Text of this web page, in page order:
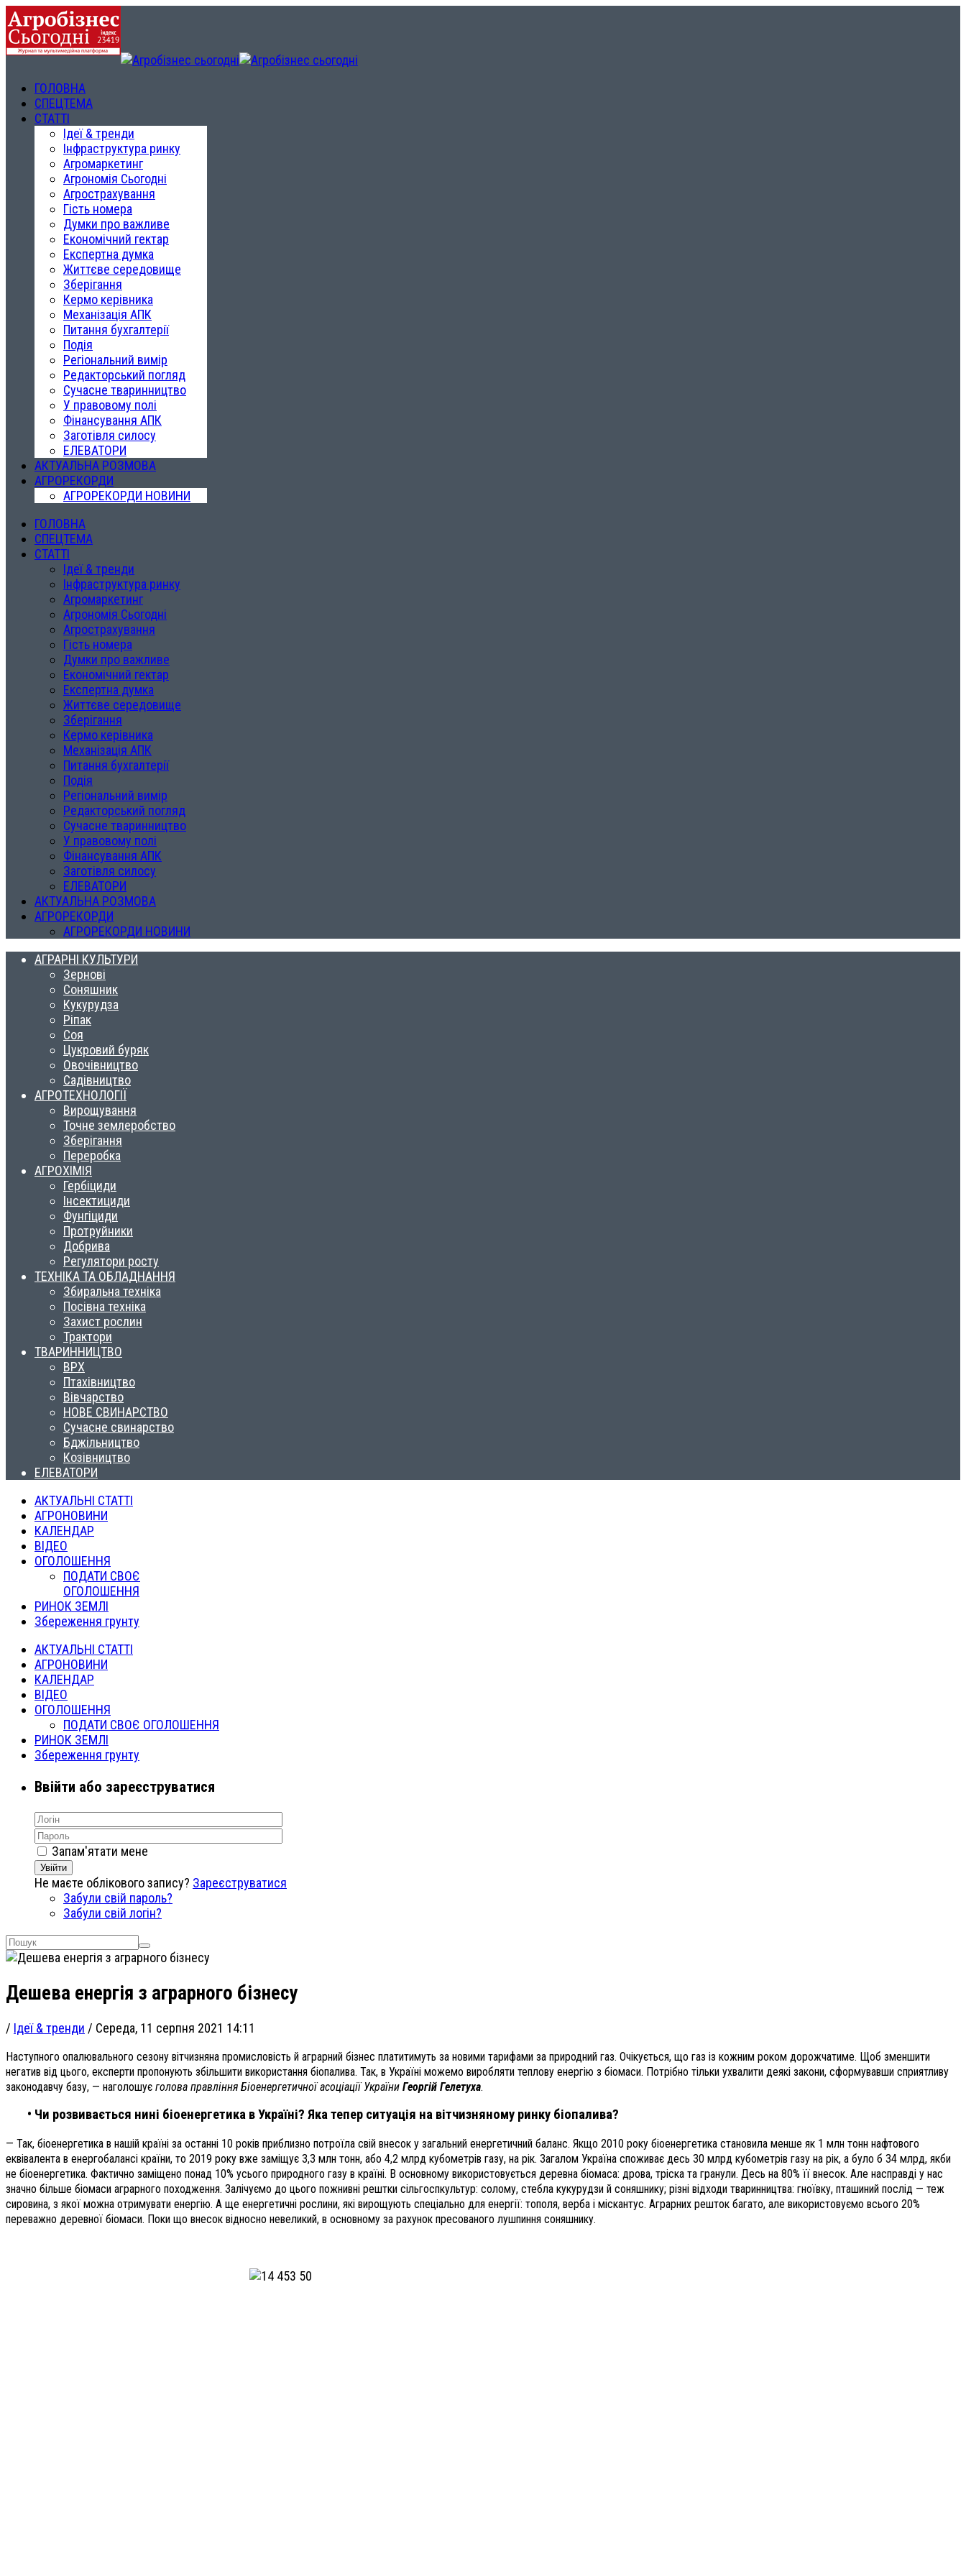
ГОЛОВНА
СПЕЦТЕМА
СТАТТІ
Ідеї & тренди
Інфраструктура ринку
Агромаркетинг
Агрономія Сьогодні
Агрострахування
Гість номера
Думки про важливе
Економічний гектар
Експертна думка
Життєве середовище
Зберігання
Кермо керівника
Механізація АПК
Питання бухгалтерії
Подія
Регіональний вимір
Редакторський погляд
Сучасне тваринництво
У правовому полі
Фінансування АПК
Заготівля силосу
ЕЛЕВАТОРИ
АКТУАЛЬНА РОЗМОВА
АГРОРЕКОРДИ
АГРОРЕКОРДИ НОВИНИ
ГОЛОВНА
СПЕЦТЕМА
СТАТТІ
Ідеї & тренди
Інфраструктура ринку
Агромаркетинг
Агрономія Сьогодні
Агрострахування
Гість номера
Думки про важливе
Економічний гектар
Експертна думка
Життєве середовище
Зберігання
Кермо керівника
Механізація АПК
Питання бухгалтерії
Подія
Регіональний вимір
Редакторський погляд
Сучасне тваринництво
У правовому полі
Фінансування АПК
Заготівля силосу
ЕЛЕВАТОРИ
АКТУАЛЬНА РОЗМОВА
АГРОРЕКОРДИ
АГРОРЕКОРДИ НОВИНИ
АГРАРНІ КУЛЬТУРИ
Зернові
Соняшник
Кукурудза
Ріпак
Соя
Цукровий буряк
Овочівництво
Садівництво
АГРОТЕХНОЛОГІЇ
Вирощування
Точне землеробство
Зберігання
Переробка
АГРОХІМІЯ
Гербіциди
Інсектициди
Фунгіциди
Протруйники
Добрива
Регулятори росту
ТЕХНІКА ТА ОБЛАДНАННЯ
Збиральна техніка
Посівна техніка
Захист рослин
Трактори
ТВАРИННИЦТВО
ВРХ
Птахівництво
Вівчарство
НОВЕ СВИНАРСТВО
Сучасне свинарство
Бджільництво
Козівництво
ЕЛЕВАТОРИ
АКТУАЛЬНІ СТАТТІ
АГРОНОВИНИ
КАЛЕНДАР
ВІДЕО
ОГОЛОШЕННЯ
ПОДАТИ СВОЄ
ОГОЛОШЕННЯ
РИНОК ЗЕМЛІ
Збереження грунту
АКТУАЛЬНІ СТАТТІ
АГРОНОВИНИ
КАЛЕНДАР
ВІДЕО
ОГОЛОШЕННЯ
ПОДАТИ СВОЄ ОГОЛОШЕННЯ
РИНОК ЗЕМЛІ
Збереження грунту
Ввійти або зареєструватися
Запам'ятати мене
Увійти
Не маєте облікового запису? Зареєструватися
Забули свій пароль?
Забули свій логін?
Дешева енергія з аграрного бізнесу
/ Ідеї & тренди / Середа, 11 серпня 2021 14:11
Наступного опалювального сезону вітчизняна промисловість й аграрний бізнес платитимуть за новими тарифами за природний газ. Очікується, що газ із кожним роком дорожчатиме. Щоб зменшити
негатив від цього, експерти пропонують збільшити використання біопалива. Так, в Україні можемо виробляти теплову енергію з біомаси. Потрібно тільки ухвалити деякі закони, сформувавши сприятливу
законодавчу базу, — наголошує голова правління Біоенергетичної асоціації України Георгій Гелетуха.
• Чи розвивається нині біоенергетика в Україні? Яка тепер ситуація на вітчизняному ринку біопалива?
— Так, біоенергетика в нашій країні за останні 10 років приблизно потроїла свій внесок у загальний енергетичний баланс. Якщо 2010 року біоенергетика становила менше як 1 млн тонн нафтового
еквівалента в енергобалансі країни, то 2019 року вже заміщує 3,3 млн тонн, або 4,2 млрд кубометрів газу, на рік. Загалом Україна споживає десь 30 млрд кубометрів газу на рік, а було б 34 млрд, якби
не біоенергетика. Фактично заміщено понад 10% усього природного газу в країні. В основному використовується деревна біомаса: дрова, тріска та гранули. Десь на 80% її внесок. Але насправді у нас
значно більше біомаси аграрного походження. Залічуємо до цього пожнивні рештки сільгоспкультур: солому, стебла кукурудзи й соняшнику; різні відходи тваринництва: гноївку, пташиний послід — теж
сировина, з якої можна отримувати енергію. А ще енергетичні рослини, які вирощують спеціально для енергії: тополя, верба і міскантус. Аграрних решток багато, але використовуємо всього 20%
переважно деревної біомаси. Поки що внесок відносно невеликий, в основному за рахунок пресованого лушпиння соняшнику.